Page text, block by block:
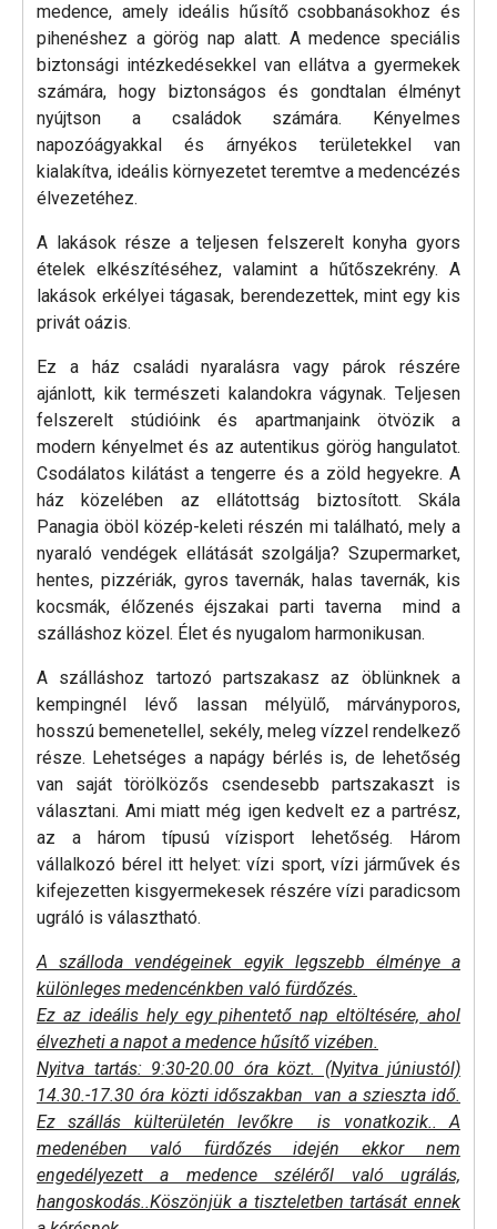
medence, amely ideális hűsítő csobbanásokhoz és
pihenéshez a görög nap alatt. A medence speciális
biztonsági intézkedésekkel van ellátva a gyermekek
számára, hogy biztonságos és gondtalan élményt
nyújtson a családok számára. Kényelmes
napozóágyakkal és árnyékos területekkel van
kialakítva, ideális környezetet teremtve a medencézés
élvezetéhez.
A lakások része a teljesen felszerelt konyha gyors
ételek elkészítéséhez, valamint a hűtőszekrény. A
lakások erkélyei tágasak, berendezettek, mint egy kis
privát oázis.
Ez a ház családi nyaralásra vagy párok részére
ajánlott, kik természeti kalandokra vágynak. Teljesen
felszerelt stúdióink és apartmanjaink ötvözik a
modern kényelmet és az autentikus görög hangulatot.
Csodálatos kilátást a tengerre és a zöld hegyekre. A
ház közelében az ellátottság biztosított. Skála
Panagia öböl közép-keleti részén mi található, mely a
nyaraló vendégek ellátását szolgálja? Szupermarket,
hentes, pizzériák, gyros tavernák, halas tavernák, kis
kocsmák, élőzenés éjszakai parti taverna mind a
szálláshoz közel. Élet és nyugalom harmonikusan.
A szálláshoz tartozó partszakasz az öblünknek a
kempingnél lévő lassan mélyülő, márványporos,
hosszú bemenetellel, sekély, meleg vízzel rendelkező
része. Lehetséges a napágy bérlés is, de lehetőség
van saját törölközős csendesebb partszakaszt is
választani. Ami miatt még igen kedvelt ez a partrész,
az a három típusú vízisport lehetőség. Három
vállalkozó bérel itt helyet: vízi sport, vízi járművek és
kifejezetten kisgyermekesek részére vízi paradicsom
ugráló is választható.
A szálloda vendégeinek egyik legszebb élménye a
különleges medencénkben való fürdőzés.
Ez az ideális hely egy pihentető nap eltöltésére, ahol
élvezheti a napot a medence hűsítő vizében.
Nyitva tartás: 9:30-20.00 óra közt. (Nyitva júniustól)
14.30.-17.30 óra közti időszakban van a szieszta idő.
Ez szállás külterületén levőkre is vonatkozik.. A
medenében való fürdőzés idején ekkor nem
engedélyezett a medence széléről való ugrálás,
hangoskodás..Köszönjük a tiszteletben tartását ennek